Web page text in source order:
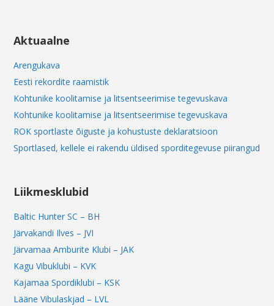
Aktuaalne
Arengukava
Eesti rekordite raamistik
Kohtunike koolitamise ja litsentseerimise tegevuskava
Kohtunike koolitamise ja litsentseerimise tegevuskava
ROK sportlaste õiguste ja kohustuste deklaratsioon
Sportlased, kellele ei rakendu üldised sporditegevuse piirangud
Liikmesklubid
Baltic Hunter SC – BH
Järvakandi Ilves – JVI
Järvamaa Amburite Klubi – JAK
Kagu Vibuklubi – KVK
Kajamaa Spordiklubi – KSK
Lääne Vibulaskjad – LVL